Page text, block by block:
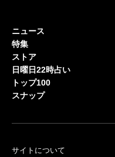
ニュース
特集
ストア
日曜日22時占い
トップ100
スナップ
サイトについて